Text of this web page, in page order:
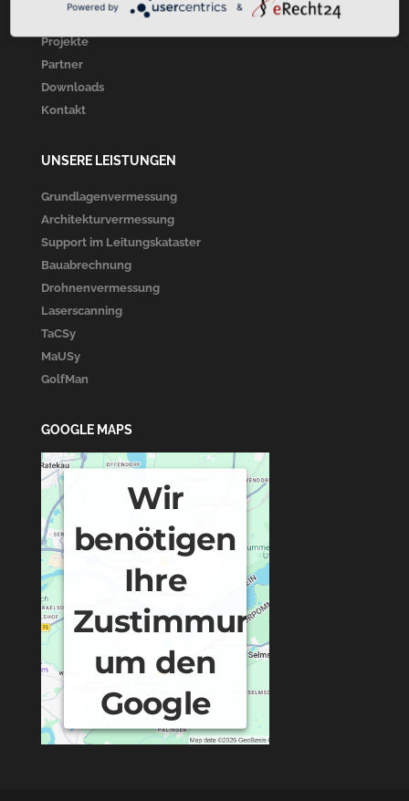
Unsere Leistungen
Projekte
Partner
Downloads
Kontakt
UNSERE LEISTUNGEN
Grundlagenvermessung
Architekturvermessung
Support im Leitungskataster
Bauabrechnung
Drohnenvermessung
Laserscanning
TaCSy
MaUSy
GolfMan
GOOGLE MAPS
Wir
benötigen
Ihre
Zustimmung,
um den
Google
Maps-
Powered by &